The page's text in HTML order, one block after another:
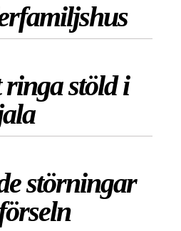
stöld i
störningar